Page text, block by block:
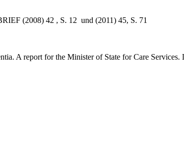
(2008) 42 , S. 12 und (2011) 45, S. 71
A report for the Minister of State for Care Services.